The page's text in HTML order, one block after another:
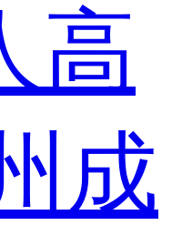
高
成